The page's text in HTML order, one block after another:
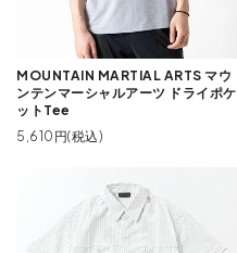
MOUNTAIN MARTIAL ARTS マウ
ンテンマーシャルアーツ ドライポケ
ットTee
5,610円(税込)